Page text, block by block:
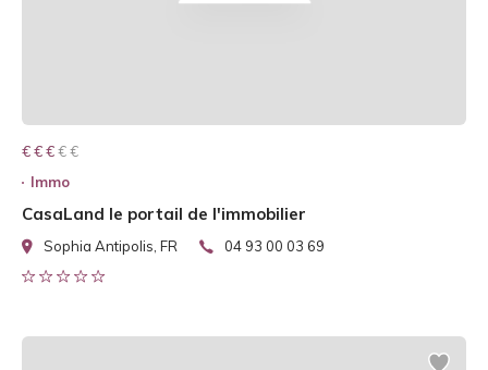
€ € € € €
€ € €
Immo
CasaLand le portail de l'immobilier
Sophia Antipolis, FR 04 93 00 03 69